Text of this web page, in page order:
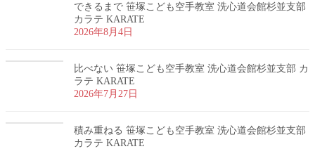
できるまで 笹塚こども空手教室 洗心道会館杉並支部
カラテ KARATE
2026年8月4日
比べない 笹塚こども空手教室 洗心道会館杉並支部 カ
ラテ KARATE
2026年7月27日
積み重ねる 笹塚こども空手教室 洗心道会館杉並支部
カラテ KARATE